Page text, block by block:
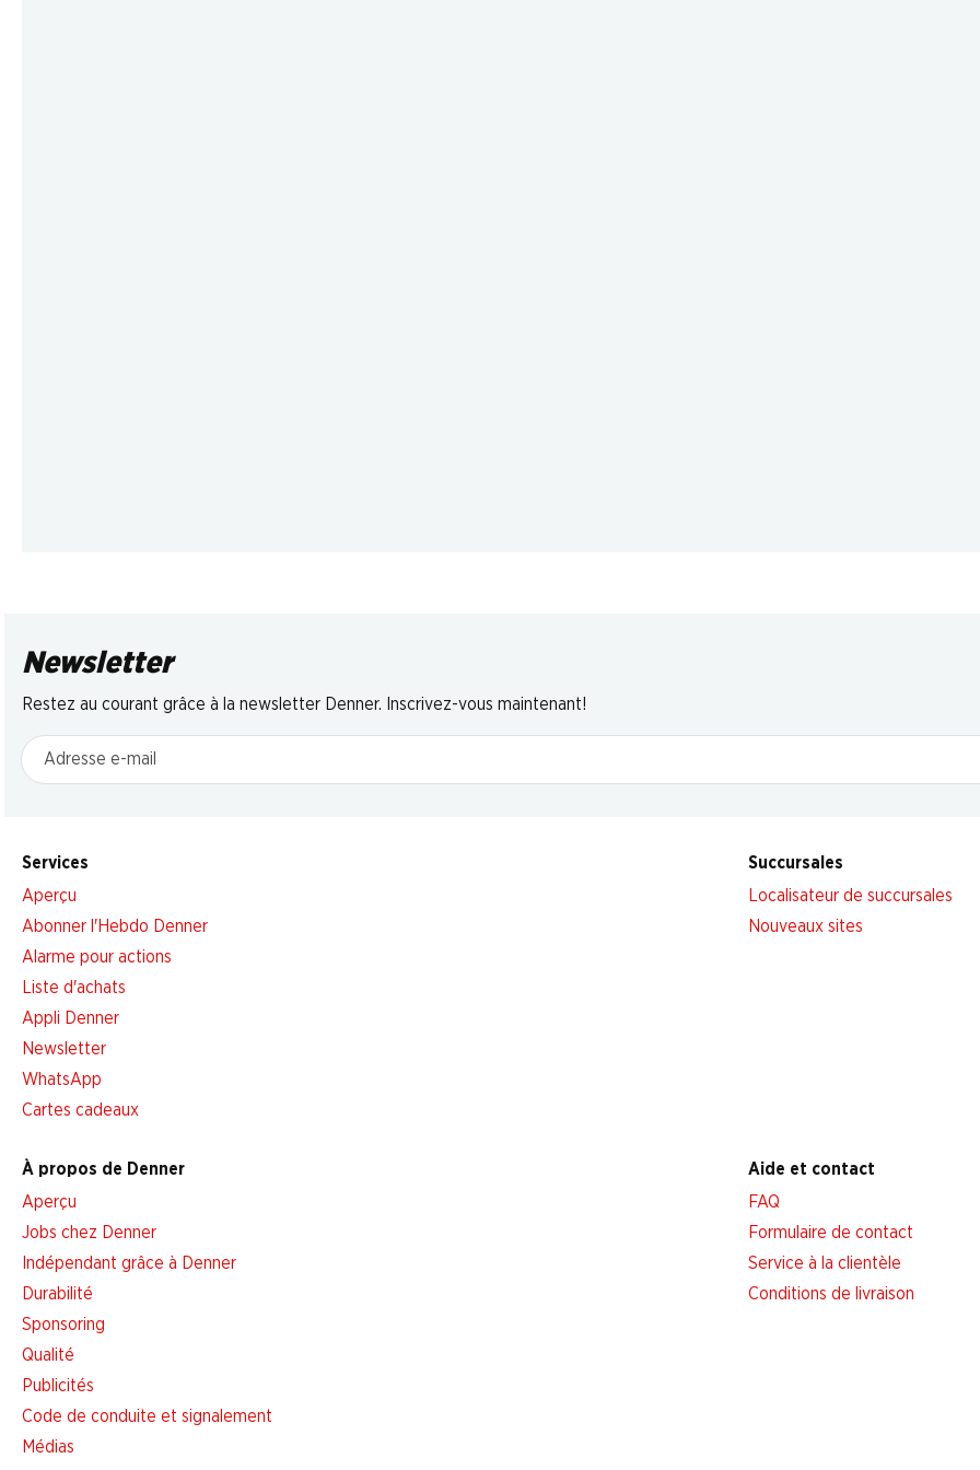
Newsletter
Restez au courant grâce à la newsletter Denner. Inscrivez-vous maintenant!
Adresse e-mail
Services
Aperçu
Abonner l'Hebdo Denner
Alarme pour actions
Liste d'achats
Appli Denner
Newsletter
WhatsApp
Cartes cadeaux
Succursales
Localisateur de succursales
Nouveaux sites
À propos de Denner
Aperçu
Jobs chez Denner
Indépendant grâce à Denner
Durabilité
Sponsoring
Qualité
Publicités
Code de conduite et signalement
Médias
Aide et contact
FAQ
Formulaire de contact
Service à la clientèle
Conditions de livraison